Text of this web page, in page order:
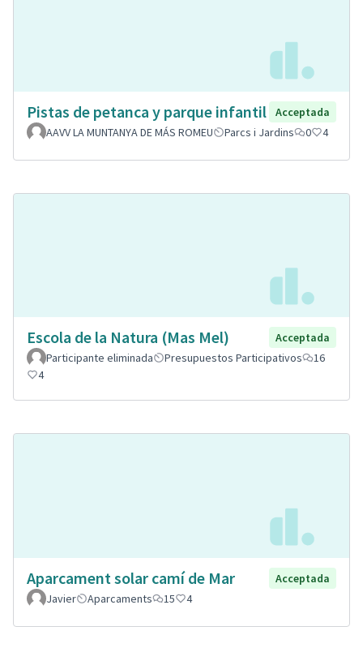
Pistas de petanca y parque infantil
Acceptada
AAVV LA MUNTANYA DE MÁS ROMEU
Parcs i Jardins 0 4
Escola de la Natura (Mas Mel)
Acceptada
Participante eliminada
Presupuestos Participativos
16
4
Aparcament solar camí de Mar
Acceptada
Javier
Aparcaments 15 4